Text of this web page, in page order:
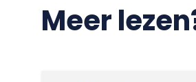
Meer